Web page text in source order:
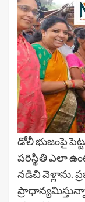
డోలీ భుజంపై
పరిస్థితి ఎలా
నడిచి వెళ్లాను.